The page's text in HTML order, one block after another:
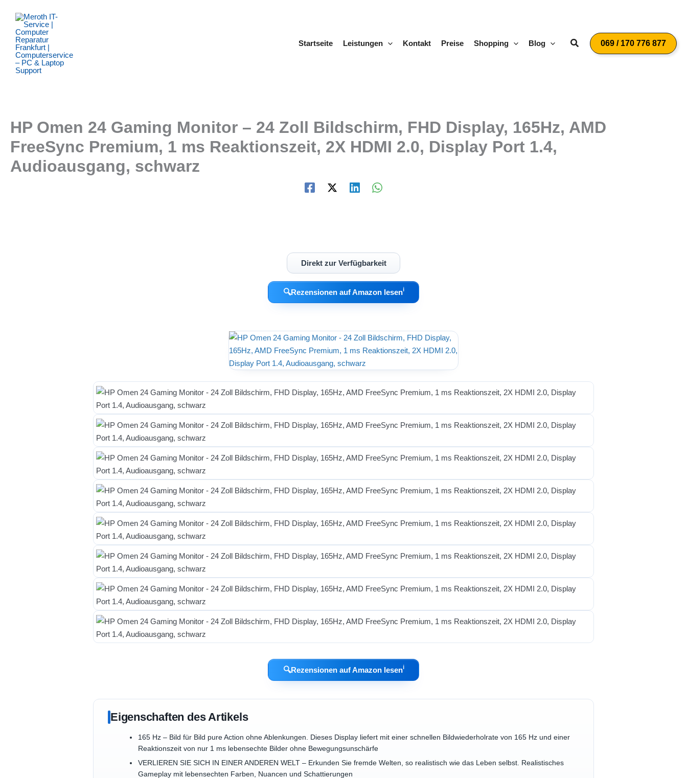
Inhalt
springen
Startseite
Leistungen Kontakt Preise Shopping Blog Suchen069 / 170 776 877
HP Omen 24 Gaming Monitor – 24 Zoll Bildschirm, FHD Display, 165Hz, AMD
FreeSync Premium, 1 ms Reaktionszeit, 2X HDMI 2.0, Display Port 1.4,
Audioausgang, schwarz
Direkt zur Verfügbarkeit
🔍Rezensionen auf Amazon lesenℹ︎
🔍Rezensionen auf Amazon lesenℹ︎
Eigenschaften des Artikels
165 Hz – Bild für Bild pure Action ohne Ablenkungen. Dieses Display liefert mit einer schnellen Bildwiederholrate von 165 Hz und einer
Reaktionszeit von nur 1 ms lebensechte Bilder ohne Bewegungsunschärfe
VERLIEREN SIE SICH IN EINER ANDEREN WELT – Erkunden Sie fremde Welten, so realistisch wie das Leben selbst. Realistisches
Gameplay mit lebensechten Farben, Nuancen und Schattierungen